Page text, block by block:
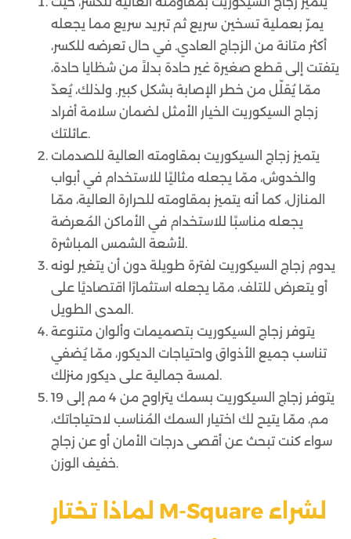
يمرّ بعملية تسخين سريع ثم تبريد سريع مما يجعله
أكثر متانة من الزجاج العادي. في حال تعرضه للكسر،
يتفتت إلى قطع صغيرة غير حادة بدلاً من شظايا حادة،
ممّا يُقلّل من خطر الإصابة بشكل كبير. ولذلك، يُعدّ
زجاج السيكوريت الخيار الأمثل لضمان سلامة أفراد
عائلتك.
يتميز زجاج السيكوريت بمقاومته العالية للصدمات
والخدوش، ممّا يجعله مثاليًا للاستخدام في أبواب
المنازل، كما أنه يتميز بمقاومته للحرارة العالية، ممّا
يجعله مناسبًا للاستخدام في الأماكن المُعرضة
لأشعة الشمس المباشرة.
يدوم زجاج السيكوريت لفترة طويلة دون أن يتغير لونه
أو يتعرض للتلف، ممّا يجعله استثمارًا اقتصاديًا على
المدى الطويل.
يتوفر زجاج السيكوريت بتصميمات وألوان متنوعة
تناسب جميع الأذواق واحتياجات الديكور، ممّا يُضفي
لمسة جمالية على ديكور منزلك.
يتوفر زجاج السيكوريت بسمك يتراوح من 4 مم إلى 19
مم، ممّا يتيح لك اختيار السمك المُناسب لاحتياجاتك،
سواء كنت تبحث عن أقصى درجات الأمان أو عن زجاج
خفيف الوزن.
لماذا تختار M-Square لشراء